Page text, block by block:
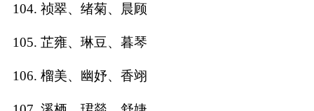
104. 祯翠、绪菊、晨顾
105. 芷雍、琳豆、暮琴
106. 榴美、幽妤、香翊